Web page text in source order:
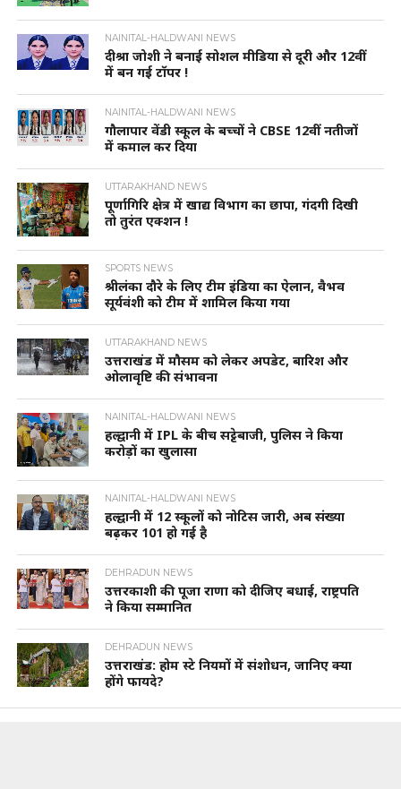
NAINITAL-HALDWANI NEWS
दीश्रा जोशी ने बनाई सोशल मीडिया से दूरी और 12वीं
में बन गई टॉपर !
NAINITAL-HALDWANI NEWS
गौलापार वेंडी स्कूल के बच्चों ने CBSE 12वीं नतीजों
में कमाल कर दिया
UTTARAKHAND NEWS
पूर्णागिरि क्षेत्र में खाद्य विभाग का छापा, गंदगी दिखी
तो तुरंत एक्शन !
SPORTS NEWS
श्रीलंका दौरे के लिए टीम इंडिया का ऐलान, वैभव
सूर्यवंशी को टीम में शामिल किया गया
UTTARAKHAND NEWS
उत्तराखंड में मौसम को लेकर अपडेट, बारिश और
ओलावृष्टि की संभावना
NAINITAL-HALDWANI NEWS
हल्द्वानी में IPL के बीच सट्टेबाजी, पुलिस ने किया
करोड़ों का खुलासा
NAINITAL-HALDWANI NEWS
हल्द्वानी में 12 स्कूलों को नोटिस जारी, अब संख्या
बढ़कर 101 हो गई है
DEHRADUN NEWS
उत्तरकाशी की पूजा राणा को दीजिए बधाई, राष्ट्रपति
ने किया सम्मानित
DEHRADUN NEWS
उत्तराखंड: होम स्टे नियमों में संशोधन, जानिए क्या
होंगे फायदे?